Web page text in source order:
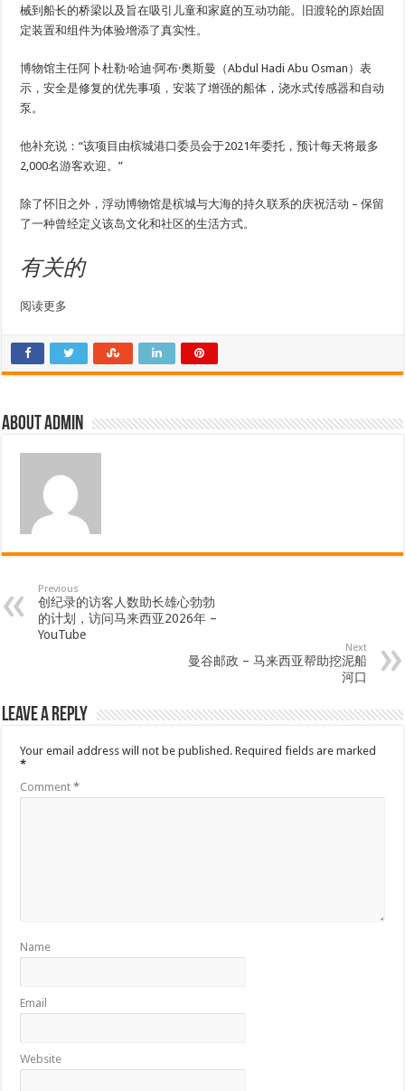
械到船长的桥梁以及旨在吸引儿童和家庭的互动功能。旧渡轮的原始固
定装置和组件为体验增添了真实性。
博物馆主任阿卜杜勒·哈迪·阿布·奥斯曼（Abdul Hadi Abu Osman）表
示，安全是修复的优先事项，安装了增强的船体，浇水式传感器和自动
泵。
他补充说：“该项目由槟城港口委员会于2021年委托，预计每天将最多
2,000名游客欢迎。”
除了怀旧之外，浮动博物馆是槟城与大海的持久联系的庆祝活动 – 保留
了一种曾经定义该岛文化和社区的生活方式。
有关的
阅读更多
About admin
Previous
创纪录的访客人数助长雄心勃勃
的计划，访问马来西亚2026年 –
YouTube
Next
曼谷邮政 – 马来西亚帮助挖泥船
河口
Leave a Reply
Your email address will not be published. Required fields are marked
*
Comment*
Name
Email
Website